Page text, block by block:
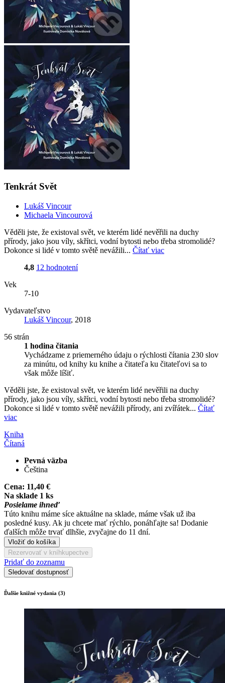
Tenkrát Svět
Lukáš Vincour
Michaela Vincourová
Věděli jste, že existoval svět, ve kterém lidé nevěřili na duchy
přírody, jako jsou víly, skřítci, vodní bytosti nebo třeba stromolidé?
Dokonce si lidé v tomto světě nevážili... Čítať viac
4,8 12 hodnotení
Vek
7-10
Vydavateľstvo
Lukáš Vincour, 2018
56 strán
1 hodina čítania
Vychádzame z priemerného údaju o rýchlosti čítania 230 slov
za minútu, od knihy ku knihe a čitateľa ku čitateľovi sa to
však môže líšiť.
Věděli jste, že existoval svět, ve kterém lidé nevěřili na duchy
přírody, jako jsou víly, skřítci, vodní bytosti nebo třeba stromolidé?
Dokonce si lidé v tomto světě nevážili přírody, ani zvířátek... Čítať
viac
Kniha
Čítaná
Pevná väzba
Čeština
Cena: 11,40 €
Na sklade 1 ks
Posielame ihneď
Túto knihu máme síce aktuálne na sklade, máme však už iba
posledné kusy. Ak ju chcete mať rýchlo, ponáhľajte sa! Dodanie
ďalších môže trvať dlhšie, zvyčajne do 11 dní.
Vložiť do košíka
Rezervovať v kníhkupectve
Pridať do zoznamu
Sledovať dostupnosť
Ďalšie knižné vydania (3)